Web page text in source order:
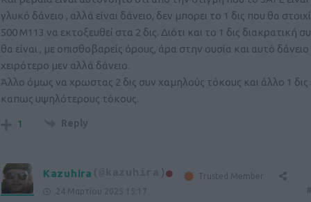
γλυκό δάνειο , αλλά είναι δάνειο, δεν μπορει το 1 δις που θα
500 Μ113 να εκτοξευθεί στα 2 δις. Διότι και το 1 δις διακρατική
θα είναι , με οπισθοβαρείς όρους, άρα στην ουσία και αυτό δάνειο
χειρότερο μεν αλλά δάνειο.
Άλλο όμως να χρωστας 2 δις συν χαμηλούς τόκους και άλλο 1
καπως υψηλότερους τόκους.
1 Reply
Kazuhira (@kazuhira)
Trusted Member
24 Μαρτίου 2025 15:17